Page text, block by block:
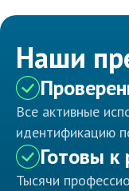
Наши
Все активные
идентификацию
Готовы
Тысячи